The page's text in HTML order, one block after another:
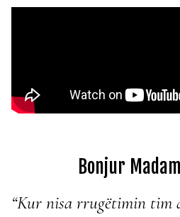
Bonjur
“Kur nisa rrugëtimin tim